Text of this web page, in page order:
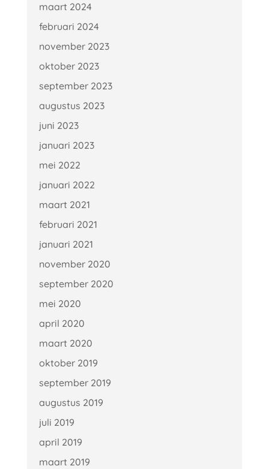
maart 2024
februari 2024
november 2023
oktober 2023
september 2023
augustus 2023
juni 2023
januari 2023
mei 2022
januari 2022
maart 2021
februari 2021
januari 2021
november 2020
september 2020
mei 2020
april 2020
maart 2020
oktober 2019
september 2019
augustus 2019
juli 2019
april 2019
maart 2019